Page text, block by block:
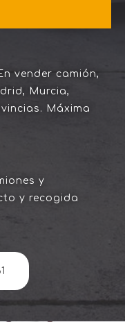
vender camión,
Murcia,
Máxima
y
y recogida